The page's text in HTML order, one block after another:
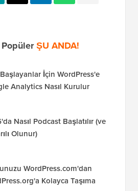
ŞU ANDA!
İçin WordPress'e
Analytics Nasıl Kurulur
Nasıl Podcast Başlatılır (ve
Olunur)
WordPress.com'dan
Kolayca Taşıma